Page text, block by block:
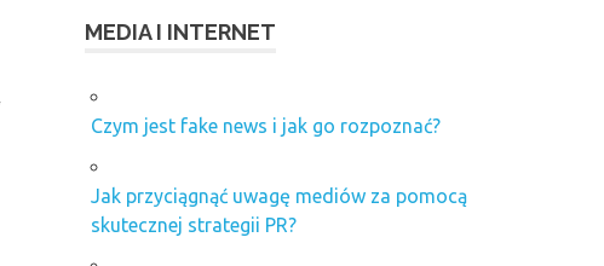
MEDIA I INTERNET
Czym jest fake news i jak go rozpoznać?
Jak przyciągnąć uwagę mediów za pomocą
skutecznej strategii PR?